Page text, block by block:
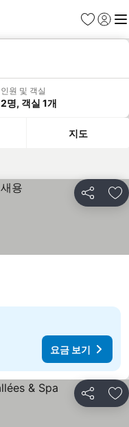
즐겨찾기
로그인
메
인원 및 객실
2명, 객실 1개
지도
공유 즐
요금 보기
공유 즐